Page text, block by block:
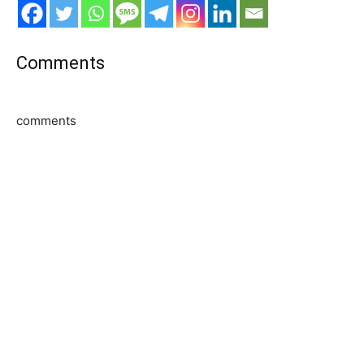
Comments
comments